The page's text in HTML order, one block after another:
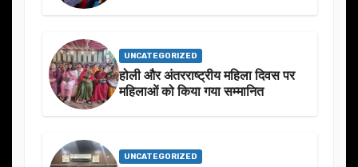
UNCATEGORIZED
होली और अंतरराष्ट्रीय महिला दिवस पर
महिलाओं को किया गया सम्मानित
UNCATEGORIZED